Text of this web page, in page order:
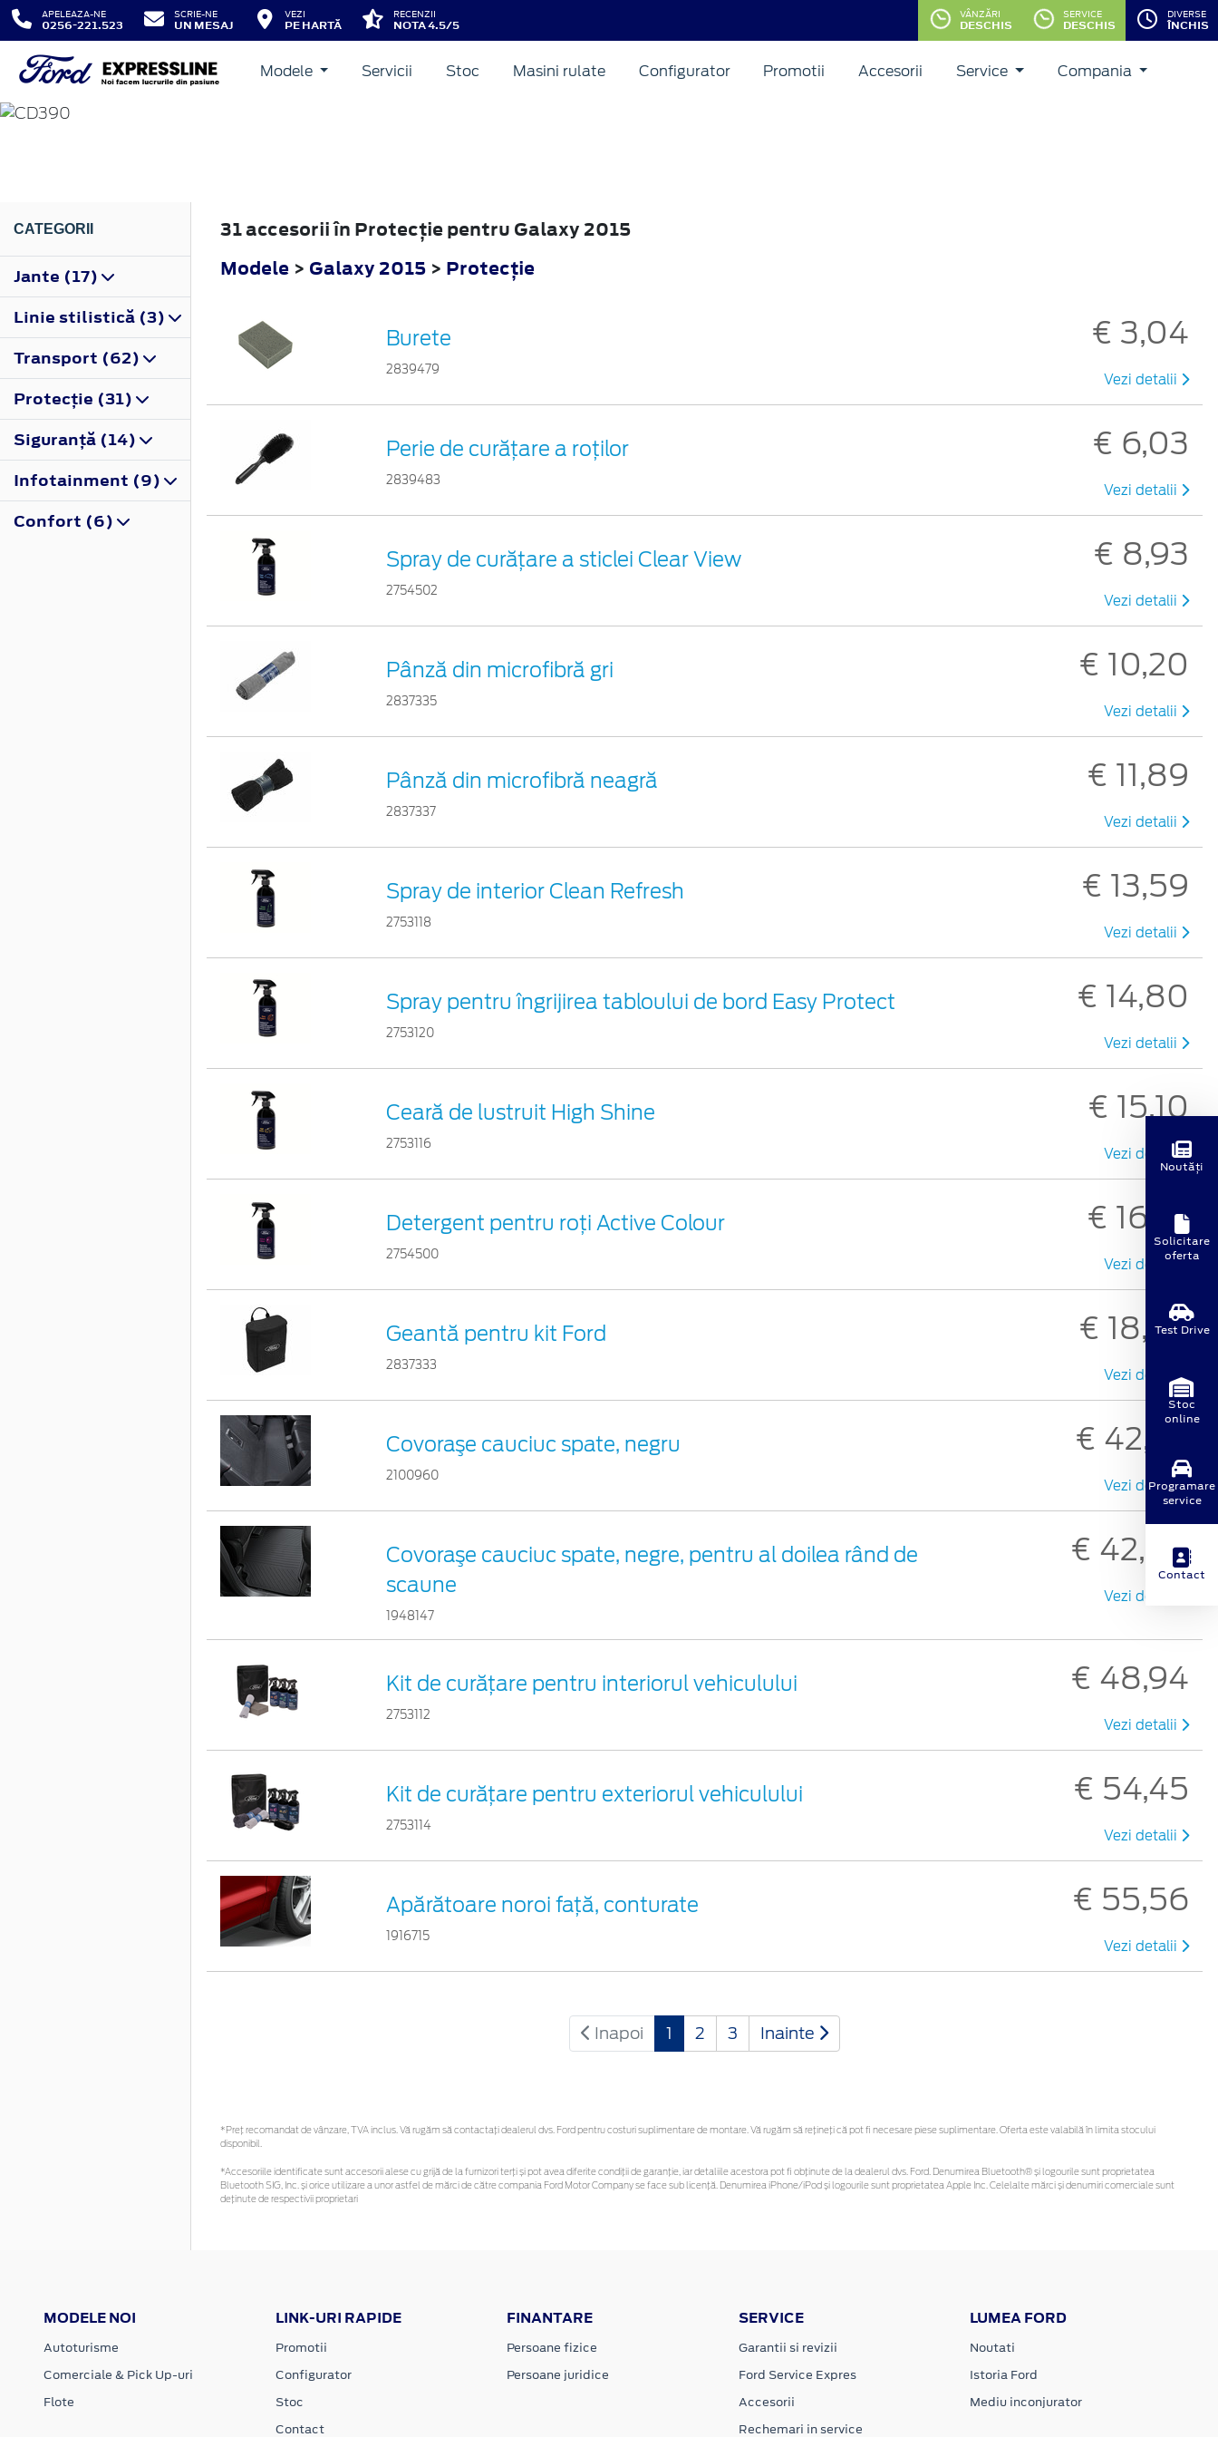
APELEAZA-NE
0256-221.523
SCRIE-NE
UN MESAJ
VEZI
PE HARTĂ
RECENZII
NOTA 4.5/5
VÂNZĂRI
DESCHIS
SERVICE
DESCHIS
DIVERSE
ÎNCHIS
Modele Servicii Stoc Masini rulate Configurator Promotii Accesorii Service Compania
GALAXY
CATEGORII
Jante (17)
Linie stilistică (3)
Transport (62)
Protecţie (31)
Siguranţă (14)
Infotainment (9)
Confort (6)
31 accesorii în Protecţie pentru Galaxy 2015
Modele > Galaxy 2015 > Protecţie
Burete
2839479
€ 3,04
Vezi detalii
Perie de curățare a roților
2839483
€ 6,03
Vezi detalii
Spray de curățare a sticlei Clear View
2754502
€ 8,93
Vezi detalii
Pânză din microfibră gri
2837335
€ 10,20
Vezi detalii
Pânză din microfibră neagră
2837337
€ 11,89
Vezi detalii
Spray de interior Clean Refresh
2753118
€ 13,59
Vezi detalii
Spray pentru îngrijirea tabloului de bord Easy Protect
2753120
€ 14,80
Vezi detalii
Ceară de lustruit High Shine
2753116
€ 15,10
Vezi detalii
Detergent pentru roți Active Colour
2754500
€ 16,73
Vezi detalii
Geantă pentru kit Ford
2837333
€ 18,69
Vezi detalii
Covoraşe cauciuc spate, negru
2100960
€ 42,29
Vezi detalii
Covoraşe cauciuc spate, negre, pentru al doilea rând de
scaune
1948147
€ 42,88
Vezi detalii
Kit de curățare pentru interiorul vehiculului
2753112
€ 48,94
Vezi detalii
Kit de curățare pentru exteriorul vehiculului
2753114
€ 54,45
Vezi detalii
Apărătoare noroi faţă, conturate
1916715
€ 55,56
Vezi detalii
Inapoi 1 2 3 Inainte
*Preţ recomandat de vânzare, TVA inclus. Vă rugăm să contactaţi dealerul dvs. Ford pentru costuri suplimentare de montare. Vă rugăm să rețineți că pot fi necesare piese suplimentare. Oferta este valabilă în limita stocului
disponibil.
*Accesoriile identificate sunt accesorii alese cu grijă de la furnizori terți și pot avea diferite condiții de garanție, iar detaliile acestora pot fi obținute de la dealerul dvs. Ford. Denumirea Bluetooth® și logourile sunt proprietatea
Bluetooth SIG, Inc. și orice utilizare a unor astfel de mărci de către compania Ford Motor Company se face sub licență. Denumirea iPhone/iPod și logourile sunt proprietatea Apple Inc. Celelalte mărci și denumiri comerciale sunt
deținute de respectivii proprietari
MODELE NOI
Autoturisme
Comerciale & Pick Up-uri
Flote
LINK-URI RAPIDE
Promotii
Configurator
Stoc
Contact
FINANTARE
Persoane fizice
Persoane juridice
SERVICE
Garantii si revizii
Ford Service Expres
Accesorii
Rechemari in service
LUMEA FORD
Noutati
Istoria Ford
Mediu inconjurator
Noutăți
Solicitare
oferta
Test Drive
Stoc
online
Programare
service
Contact